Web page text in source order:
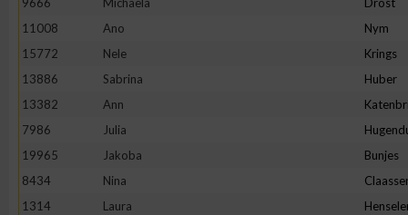
11008
Ano
Nym
15772
Nele
Krings
13886
Sabrina
Huber
13382
Ann
7986
Julia
19965
Jakoba
Bunjes
8434
Nina
1314
Laura
Erstellung von Profilen zur Personalisierung von Inhalten
Messung der Werbeleistung
Messung der Performance von Inhalten